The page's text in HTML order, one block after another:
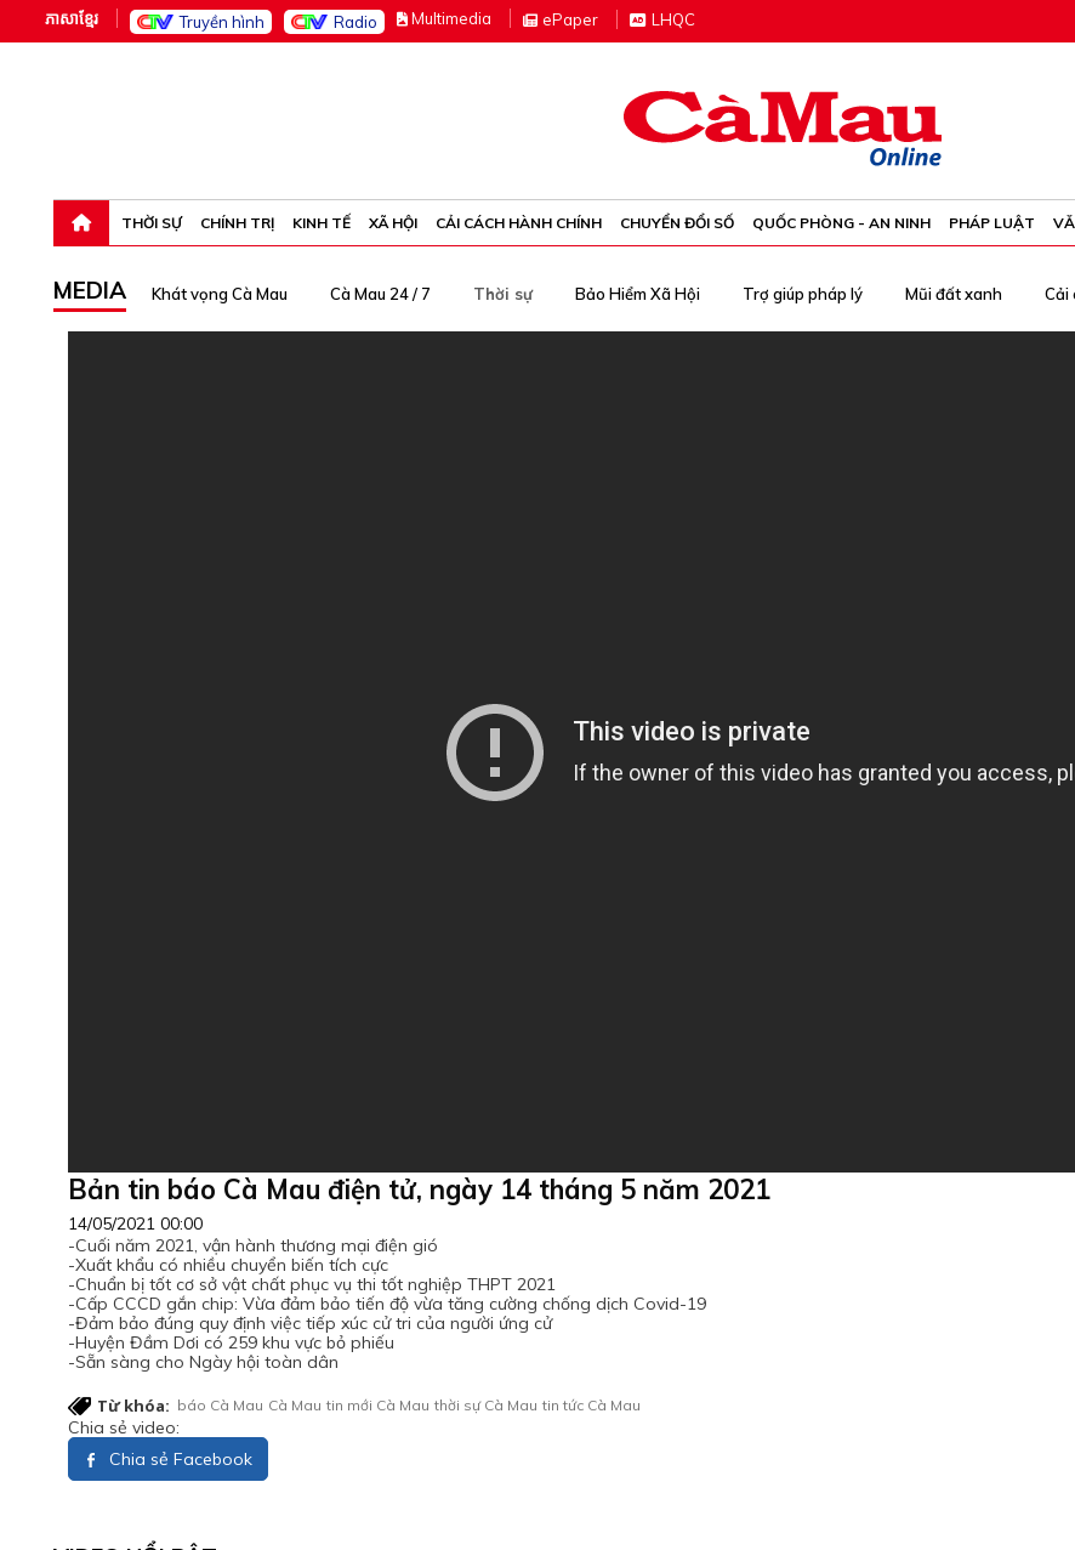
ភាសាខ្មែរ Truyền hình Radio Multimedia ePaper LHQC
THỜI SỰ CHÍNH TRỊ KINH TẾ XÃ HỘI CẢI CÁCH HÀNH CHÍNH CHUYỂN ĐỔI SỐ QUỐC PHÒNG - AN NINH PHÁP LUẬT
MEDIA Khát vọng Cà Mau Cà Mau 24 / 7 Thời sự Bảo Hiểm Xã Hội Trợ giúp pháp lý Mũi đất xanh Cải
Bản tin báo Cà Mau điện tử, ngày 14 tháng 5 năm 2021
14/05/2021 00:00
-Cuối năm 2021, vận hành thương mại điện gió
-Xuất khẩu có nhiều chuyển biến tích cực
-Chuẩn bị tốt cơ sở vật chất phục vụ thi tốt nghiệp THPT 2021
-Cấp CCCD gắn chip: Vừa đảm bảo tiến độ vừa tăng cường chống dịch Covid-19
-Đảm bảo đúng quy định việc tiếp xúc cử tri của người ứng cử
-Huyện Đầm Dơi có 259 khu vực bỏ phiếu
-Sẵn sàng cho Ngày hội toàn dân
Từ khóa: báo Cà Mau Cà Mau tin mới Cà Mau thời sự Cà Mau tin tức Cà Mau
Chia sẻ video:
Chia sẻ Facebook